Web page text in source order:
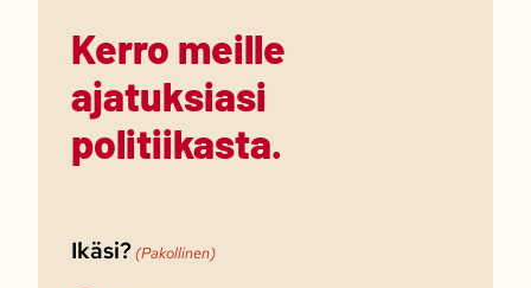
Kerro meille
ajatuksiasi
politiikasta.
Ikäsi? (Pakollinen)